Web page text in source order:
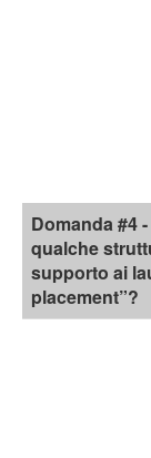
Domanda #4
qualche
supporto ai
placement”?